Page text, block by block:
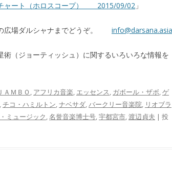
ャート（ホロスコープ） 2015/09/02 」
広場ダルシャナまでどうぞ。 info@darsana.asia
（ジョーティッシュ）に関するいろいろな情報を
ＡＭＢＯ , アフリカ音楽, エッセンス, ガボール・ザボ,ゲ
,チコ・ハミルトン,ナベサダ,バークリー音楽院, リオブラ
ミュージック,名誉音楽博士号,宇都宮市,渡辺貞夫 | 投